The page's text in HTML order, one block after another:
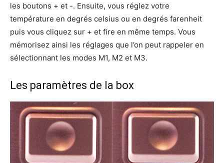
les boutons + et -. Ensuite, vous réglez votre
température en degrés celsius ou en degrés farenheit
puis vous cliquez sur + et fire en même temps. Vous
mémorisez ainsi les réglages que l’on peut rappeler en
sélectionnant les modes M1, M2 et M3.
Les paramètres de la box